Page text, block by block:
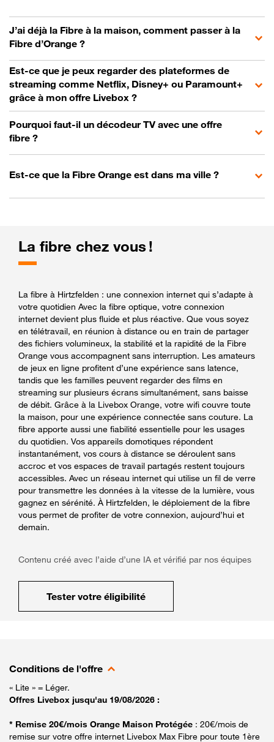
J’ai déjà la Fibre à la maison, comment passer à la
Fibre d’Orange ?
Est-ce que je peux regarder des plateformes de
streaming comme Netflix, Disney+ ou Paramount+
grâce à mon offre Livebox ?
Pourquoi faut-il un décodeur TV avec une offre
fibre ?
Est-ce que la Fibre Orange est dans ma ville ?
La fibre chez vous !
La fibre à Hirtzfelden : une connexion internet qui s’adapte à
votre quotidien Avec la fibre optique, votre connexion
internet devient plus fluide et plus réactive. Que vous soyez
en télétravail, en réunion à distance ou en train de partager
des fichiers volumineux, la stabilité et la rapidité de la Fibre
Orange vous accompagnent sans interruption. Les amateurs
de jeux en ligne profitent d’une expérience sans latence,
tandis que les familles peuvent regarder des films en
streaming sur plusieurs écrans simultanément, sans baisse
de débit. Grâce à la Livebox Orange, votre wifi couvre toute
la maison, pour une expérience connectée sans couture. La
fibre apporte aussi une fiabilité essentielle pour les usages
du quotidien. Vos appareils domotiques répondent
instantanément, vos cours à distance se déroulent sans
accroc et vos espaces de travail partagés restent toujours
accessibles. Avec un réseau internet qui utilise un fil de verre
pour transmettre les données à la vitesse de la lumière, vous
gagnez en sérénité. À Hirtzfelden, le déploiement de la fibre
vous permet de profiter de votre connexion, aujourd’hui et
demain.
Contenu créé avec l’aide d’une IA et vérifié par nos équipes
Tester votre éligibilité
Conditions de l'offre
« Lite » = Léger.
Offres Livebox jusqu'au 19/08/2026 :
* Remise 20€/mois Orange Maison Protégée : 20€/mois de
remise sur votre offre internet Livebox Max Fibre pour toute 1ère